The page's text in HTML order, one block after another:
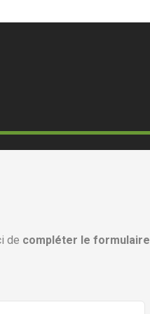
de compléter le formulaire